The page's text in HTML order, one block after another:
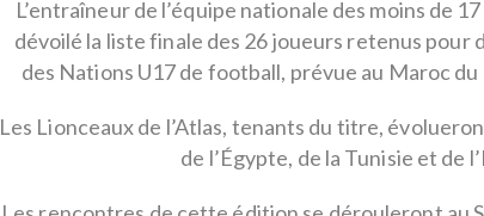
L’entraîneur de l’équipe nationale des moins de
dévoilé la liste finale des 26 joueurs retenus pour
des Nations U17 de football, prévue au Maroc du
Les Lionceaux de l’Atlas, tenants du titre,
de l’Égypte, de la Tunisie et de